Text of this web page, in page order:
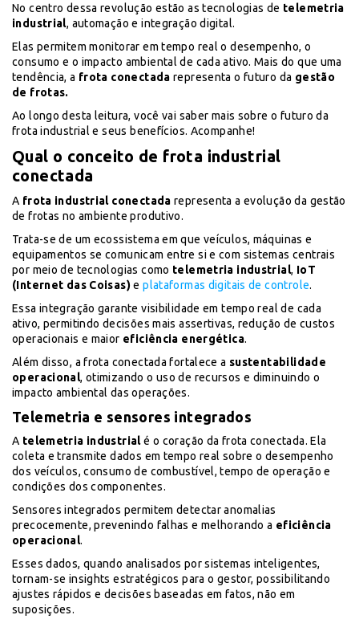
No centro dessa revolução estão as tecnologias de telemetria
industrial, automação e integração digital.
Elas permitem monitorar em tempo real o desempenho, o
consumo e o impacto ambiental de cada ativo. Mais do que uma
tendência, a frota conectada representa o futuro da gestão
de frotas.
Ao longo desta leitura, você vai saber mais sobre o futuro da
frota industrial e seus benefícios. Acompanhe!
Qual o conceito de frota industrial
conectada
A frota industrial conectada representa a evolução da gestão
de frotas no ambiente produtivo.
Trata-se de um ecossistema em que veículos, máquinas e
equipamentos se comunicam entre si e com sistemas centrais
por meio de tecnologias como telemetria industrial, IoT
(Internet das Coisas)eplataformas digitais de controle.
Essa integração garante visibilidade em tempo real de cada
ativo, permitindo decisões mais assertivas, redução de custos
operacionais e maior eficiência energética.
Além disso, a frota conectada fortalece a sustentabilidade
operacional, otimizando o uso de recursos e diminuindo o
impacto ambiental das operações.
Telemetria e sensores integrados
A telemetria industrialé o coração da frota conectada. Ela
coleta e transmite dados em tempo real sobre o desempenho
dos veículos, consumo de combustível, tempo de operação e
condições dos componentes.
Sensores integrados permitem detectar anomalias
precocemente, prevenindo falhas e melhorando a eficiência
operacional.
Esses dados, quando analisados por sistemas inteligentes,
tornam-se insights estratégicos para o gestor, possibilitando
ajustes rápidos e decisões baseadas em fatos, não em
suposições.